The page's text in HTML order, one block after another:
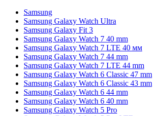
Samsung
Samsung Galaxy Watch Ultra
Samsung Galaxy Fit 3
Samsung Galaxy Watch 7 40 mm
Samsung Galaxy Watch 7 LTE 40 мм
Samsung Galaxy Watch 7 44 mm
Samsung Galaxy Watch 7 LTE 44 mm
Samsung Galaxy Watch 6 Classic 47 mm
Samsung Galaxy Watch 6 Classic 43 mm
Samsung Galaxy Watch 6 44 mm
Samsung Galaxy Watch 6 40 mm
Samsung Galaxy Watch 5 Pro